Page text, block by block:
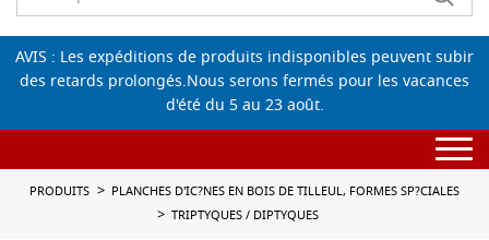
AVIS : Les expéditions de produits indisponibles peuvent subir
des retards prolongés.Nous serons fermés pour les vacances
d'été du 5 au 23 août.
PRODUITS
PLANCHES D'IC?NES EN BOIS DE TILLEUL, FORMES SP?CIALES
TRIPTYQUES / DIPTYQUES